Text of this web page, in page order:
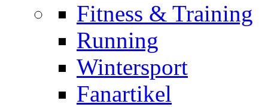
Fitness & Training
Running
Wintersport
Fanartikel